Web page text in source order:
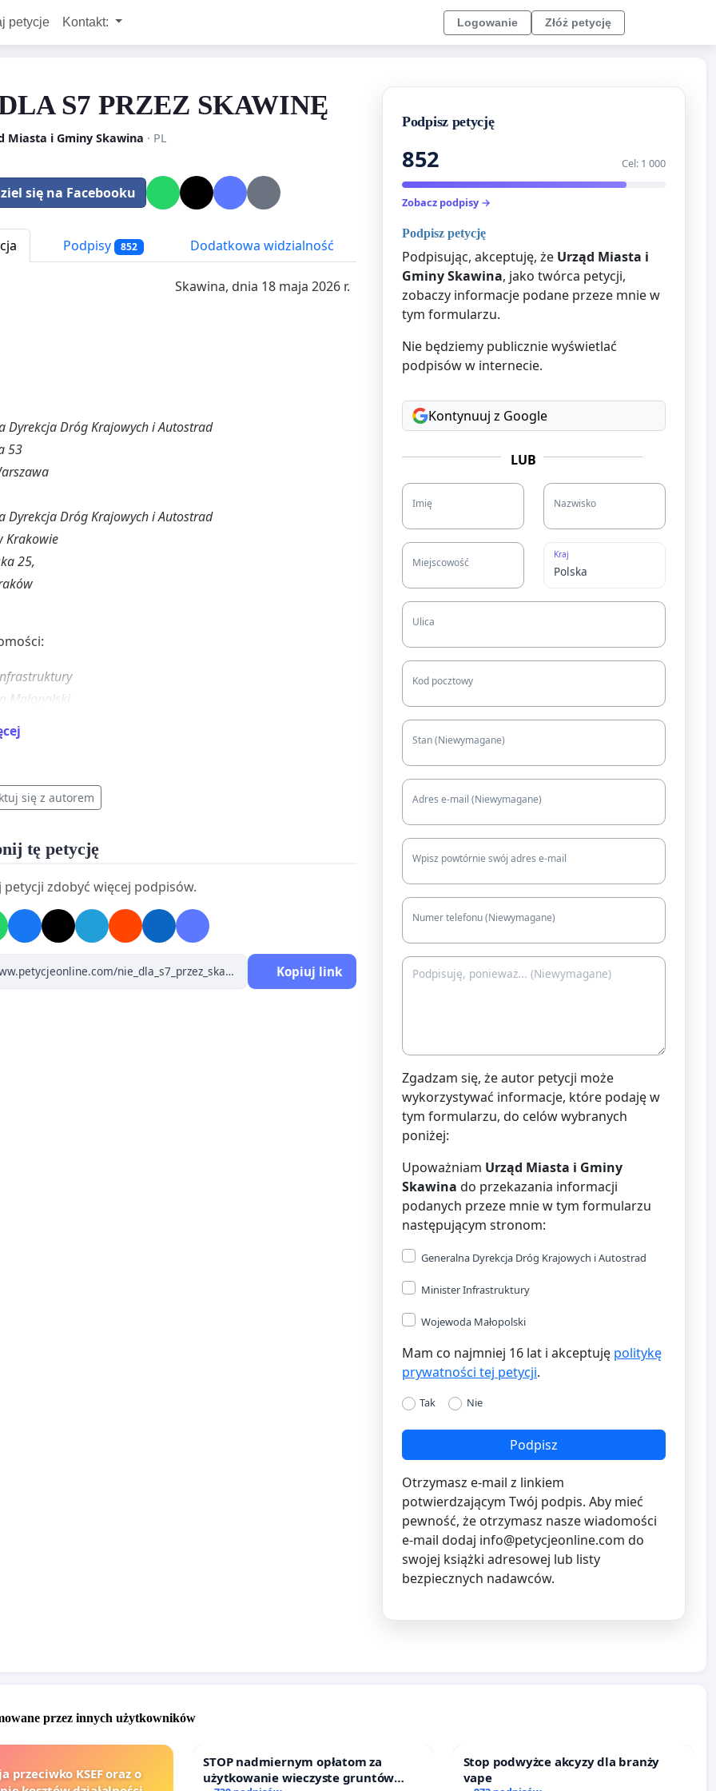
petycje Kontakt: Logowanie Złóż petycję
S7 PRZEZ SKAWINĘ
Miasta i Gminy Skawina · PL
się na Facebooku
Podpisy 852 Dodatkowa widzialność
Skawina, dnia 18 maja 2026 r.
Dyrekcja Dróg Krajowych i Autostrad
53
Dyrekcja Dróg Krajowych i Autostrad
Krakowie
25,
Małopolski
kategorycznego wykluczenia przebiegu drogi
ekspresowej S7
przez teren Miasta i Gminy Skawina
między innymi z uwagi na niekorzystne skutki
nieproporcjonalne rozłożenie ruchu.
się z autorem
tę petycję
petycji zdobyć więcej podpisów.
Kopiuj link
Podpisz petycję
852 Cel: 1 000
Zobacz podpisy →
Podpisz petycję
Podpisując, akceptuję, że Urząd Miasta i
Gminy Skawina, jako twórca petycji,
zobaczy informacje podane przeze mnie w
tym formularzu.
Nie będziemy publicznie wyświetlać
podpisów w internecie.
Kontynuuj z Google
LUB
Imię Nazwisko
Miejscowość
Kraj
Ulica
Kod pocztowy
Stan (Niewymagane)
Adres e-mail (Niewymagane)
Wpisz powtórnie swój adres e-mail
Numer telefonu (Niewymagane)
Zgadzam się, że autor petycji może
wykorzystywać informacje, które podaję w
tym formularzu, do celów wybranych
poniżej:
Upoważniam Urząd Miasta i Gminy
Skawina do przekazania informacji
podanych przeze mnie w tym formularzu
następującym stronom:
Generalna Dyrekcja Dróg Krajowych i Autostrad
Minister Infrastruktury
Wojewoda Małopolski
Mam co najmniej 16 lat i akceptuję politykę
prywatności tej petycji.
Tak Nie
Podpisz
Otrzymasz e-mail z linkiem
potwierdzającym Twój podpis. Aby mieć
pewność, że otrzymasz nasze wiadomości
e-mail dodaj info@petycjeonline.com do
swojej książki adresowej lub listy
bezpiecznych nadawców.
przez innych użytkowników
przeciwko KSEF oraz o
STOP nadmiernym opłatom za
użytkowanie wieczyste gruntów
Stop podwyżce akcyzy dla branży
vape